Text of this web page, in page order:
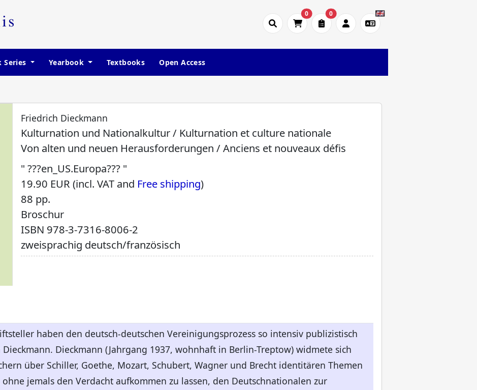
0 0
Series Yearbook Textbooks
Open Access
Friedrich Dieckmann
Kulturnation und Nationalkultur / Kulturnation et culture nationale
Von alten und neuen Herausforderungen / Anciens et nouveaux défis
" ???en_US.Europa??? "
19.90 EUR (incl. VAT and Free shipping)
88 pp.
Broschur
ISBN 978-3-7316-8006-2
zweisprachig deutsch/französisch
haben den deutsch-deutschen Vereinigungsprozess so intensiv publizistisch
Dieckmann (Jahrgang 1937, wohnhaft in Berlin-Treptow) widmete sich
über Schiller, Goethe, Mozart, Schubert, Wagner und Brecht identitären Themen
jemals den Verdacht aufkommen zu lassen, den Deutschnationalen zur